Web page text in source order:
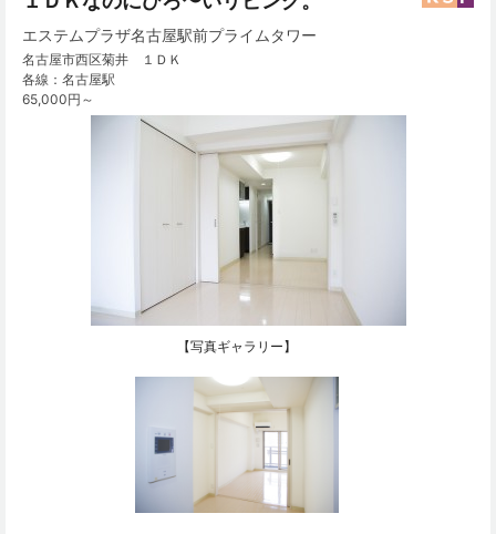
エステムプラザ名古屋駅前プライムタワー
名古屋市西区菊井 １ＤＫ
各線：名古屋駅
65,000円～
【写真ギャラリー】